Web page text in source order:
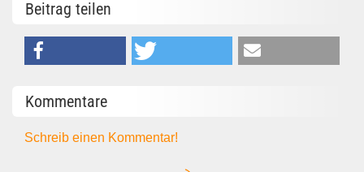
Beitrag teilen
Kommentare
Schreib einen Kommentar!